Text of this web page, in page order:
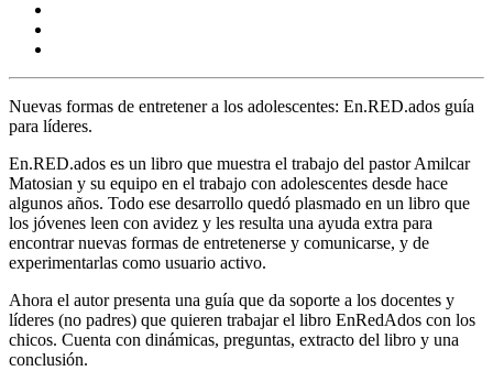
Nuevas formas de entretener a los adolescentes: En.RED.ados guía
para líderes.
En.RED.ados es un libro que muestra el trabajo del pastor Amilcar
Matosian y su equipo en el trabajo con adolescentes desde hace
algunos años. Todo ese desarrollo quedó plasmado en un libro que
los jóvenes leen con avidez y les resulta una ayuda extra para
encontrar nuevas formas de entretenerse y comunicarse, y de
experimentarlas como usuario activo.
Ahora el autor presenta una guía que da soporte a los docentes y
líderes (no padres) que quieren trabajar el libro EnRedAdos con los
chicos. Cuenta con dinámicas, preguntas, extracto del libro y una
conclusión.